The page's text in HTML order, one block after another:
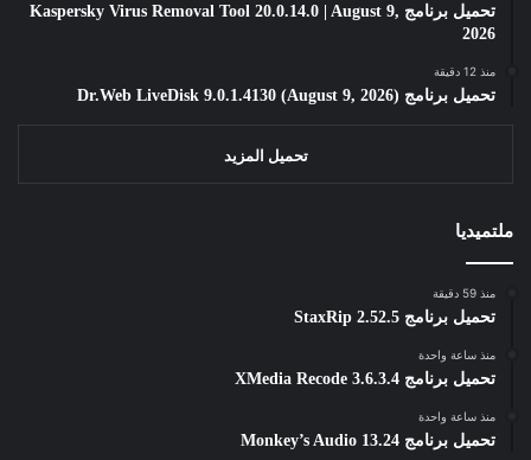
تحميل برنامج Kaspersky Virus Removal Tool 20.0.14.0 | August 9,
2026
منذ 12 دقيقة
تحميل برنامج Dr.Web LiveDisk 9.0.1.4130 (August 9, 2026)
تحميل المزيد
ملتميديا
منذ 59 دقيقة
تحميل برنامج StaxRip 2.52.5
منذ ساعة واحدة
تحميل برنامج XMedia Recode 3.6.3.4
منذ ساعة واحدة
تحميل برنامج Monkey’s Audio 13.24